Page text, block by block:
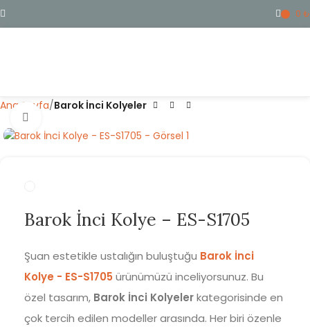
0 ₺
Ana Sayfa Barok İnci Kolyeler
Barok İnci Kolye – ES-S1705
Şuan estetikle ustalığın buluştuğu Barok İnci
Kolye - ES-S1705 ürünümüzü inceliyorsunuz. Bu
özel tasarım, Barok İnci Kolyelerkategorisinde en
çok tercih edilen modeller arasında. Her biri özenle